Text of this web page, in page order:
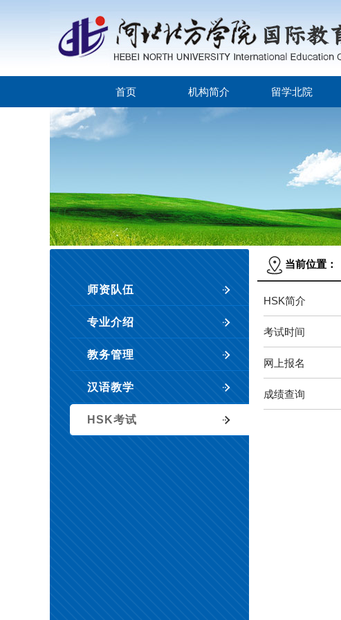
首页 机构简介 留学北院
师资队伍
专业介绍
教务管理
汉语教学
HSK考试
当前位置：
HSK简介
考试时间
网上报名
成绩查询